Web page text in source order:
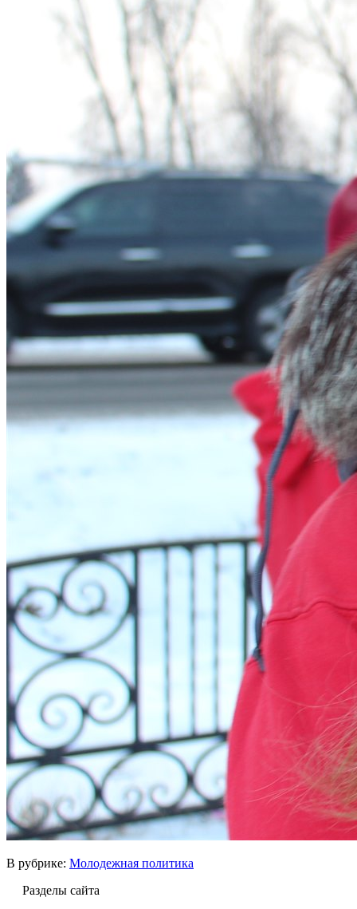
В рубрике: Молодежная политика
Разделы сайта